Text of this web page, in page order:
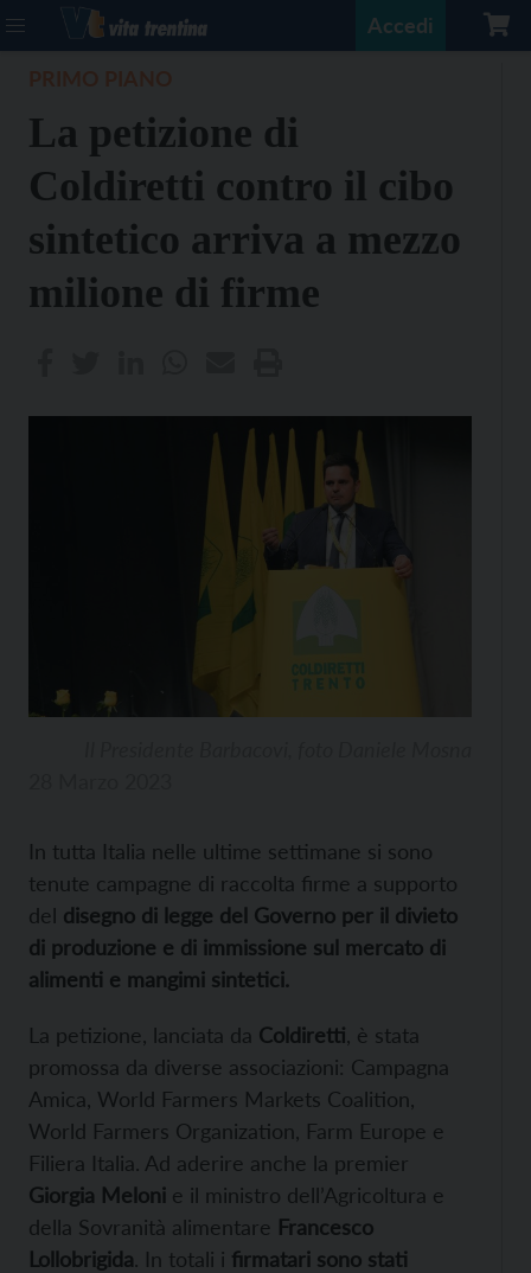
Accedi
La petizione di
Coldiretti contro il cibo
sintetico arriva a mezzo
milione di firme
In tutta Italia nelle ultime settimane si sono
tenute campagne di raccolta firme a supporto
del disegno di legge del Governo per il divieto
di produzione e di immissione sul mercato di
alimenti e mangimi sintetici.
La petizione, lanciata da Coldiretti , è stata
promossa da diverse associazioni: Campagna
Amica, World Farmers Markets Coalition,
World Farmers Organization, Farm Europe e
Filiera Italia. Ad aderire anche la premier
Giorgia Meloni e il ministro dell’Agricoltura e
della Sovranità alimentare Francesco
Lollobrigida. In totali i firmatari sono stati